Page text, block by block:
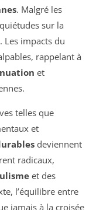
. Malgré les
sur la
Les impacts du
rappelant à
et
telles que
et
deviennent
radicaux,
et des
l’équilibre entre
jamais à la croisée